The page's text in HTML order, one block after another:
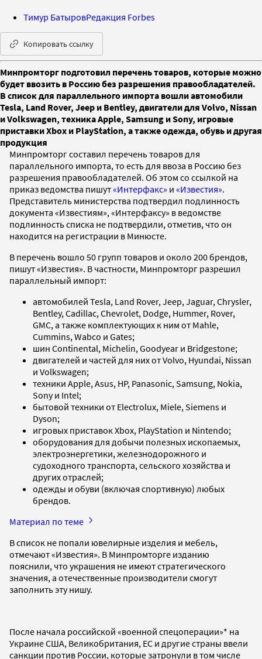
Тимур БатыровРедакция Forbes
Копировать ссылку
Минпромторг подготовил перечень товаров, которые можно
будет ввозить в Россию без разрешения правообладателей.
В список для параллельного импорта вошли автомобили
Tesla, Land Rover, Jeep и Bentley, двигатели для Volvo, Nissan
и Volkswagen, техника Apple, Samsung и Sony, игровые
приставки Xbox и PlayStation, а также одежда, обувь и другая
продукция
Минпромторг составил перечень товаров для
параллельного импорта, то есть для ввоза в Россию без
разрешения правообладателей. Об этом со ссылкой на
приказ ведомства пишут«Интерфакс» и «Известия».
Представитель министерства подтвердил подлинность
документа «Известиям», «Интерфаксу» в ведомстве
подлинность списка не подтвердили, отметив, что он
находится на регистрации в Минюсте.
В перечень вошло 50 групп товаров и около 200 брендов,
пишут «Известия». В частности, Минпромторг разрешил
параллельный импорт:
автомобилей Tesla, Land Rover, Jeep, Jaguar, Chrysler,
Bentley, Cadillac, Chevrolet, Dodge, Hummer, Rover,
GMC, а также комплектующих к ним от Mahle,
Cummins, Wabco и Gates;
шин Continental, Michelin, Goodyear и Bridgestone;
двигателей и частей для них от Volvo, Hyundai, Nissan
и Volkswagen;
техники Apple, Asus, HP, Panasonic, Samsung, Nokia,
Sony и Intel;
бытовой техники от Electrolux, Miele, Siemens и
Dyson;
игровых приставок Xbox, PlayStation и Nintendo;
оборудования для добычи полезных ископаемых,
электроэнергетики, железнодорожного и
судоходного транспорта, сельского хозяйства и
других отраслей;
одежды и обуви (включая спортивную) любых
брендов.
Материал по теме
В список не попали ювелирные изделия и мебель,
отмечают «Известия». В Минпромторге изданию
пояснили, что украшения не имеют стратегического
значения, а отечественные производители смогут
заполнить эту нишу.
После начала российской «военной спецоперации»* на
Украине США, Великобритания, ЕС и другие страны ввели
санкции против России, которые затронули в том числе